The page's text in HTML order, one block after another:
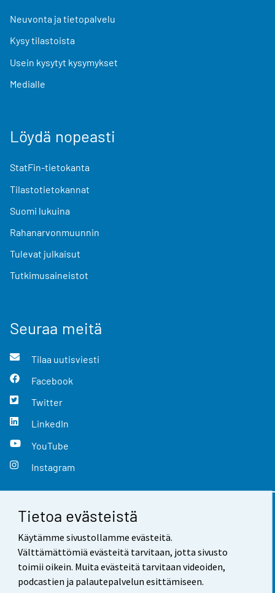
Tietoa evästeistä
Käytämme sivustollamme evästeitä.
Välttämättömiä evästeitä tarvitaan, jotta sivusto
toimii oikein. Muita evästeitä tarvitaan videoiden,
podcastien ja palautepalvelun esittämiseen.
Neuvonta ja tietopalvelu
Kysy tilastoista
Usein kysytyt kysymykset
Medialle
Löydä nopeasti
StatFin-tietokanta
Tilastotietokannat
Suomi lukuina
Rahanarvonmuunnin
Tulevat julkaisut
Tutkimusaineistot
Seuraa meitä
Tilaa uutisviesti
Facebook
Twitter
LinkedIn
YouTube
Instagram
Yhteystiedot
Palaute
Käyttöehdot